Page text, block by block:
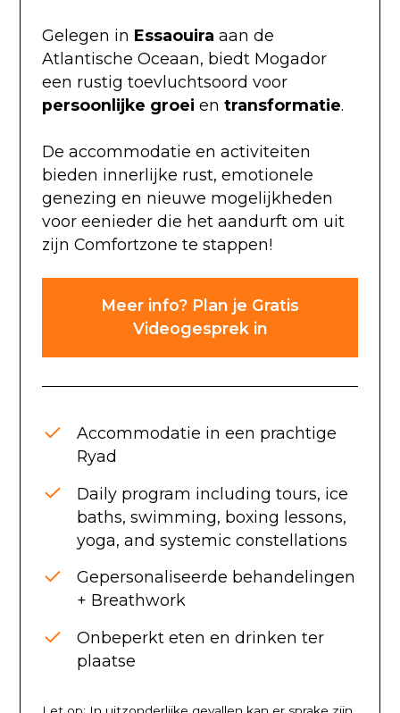
Gelegen in Essaouira aan de
Atlantische Oceaan, biedt Mogador
een rustig toevluchtsoord voor
persoonlijke groei en transformatie.
De accommodatie en activiteiten
bieden innerlijke rust, emotionele
genezing en nieuwe mogelijkheden
voor eenieder die het aandurft om uit
zijn Comfortzone te stappen!
Meer info? Plan je Gratis
Videogesprek in
Accommodatie in een prachtige
Ryad
Daily program including tours, ice
baths, swimming, boxing lessons,
yoga, and systemic constellations
Gepersonaliseerde behandelingen
+ Breathwork
Onbeperkt eten en drinken ter
plaatse
Let op: In uitzonderlijke gevallen kan er sprake zijn